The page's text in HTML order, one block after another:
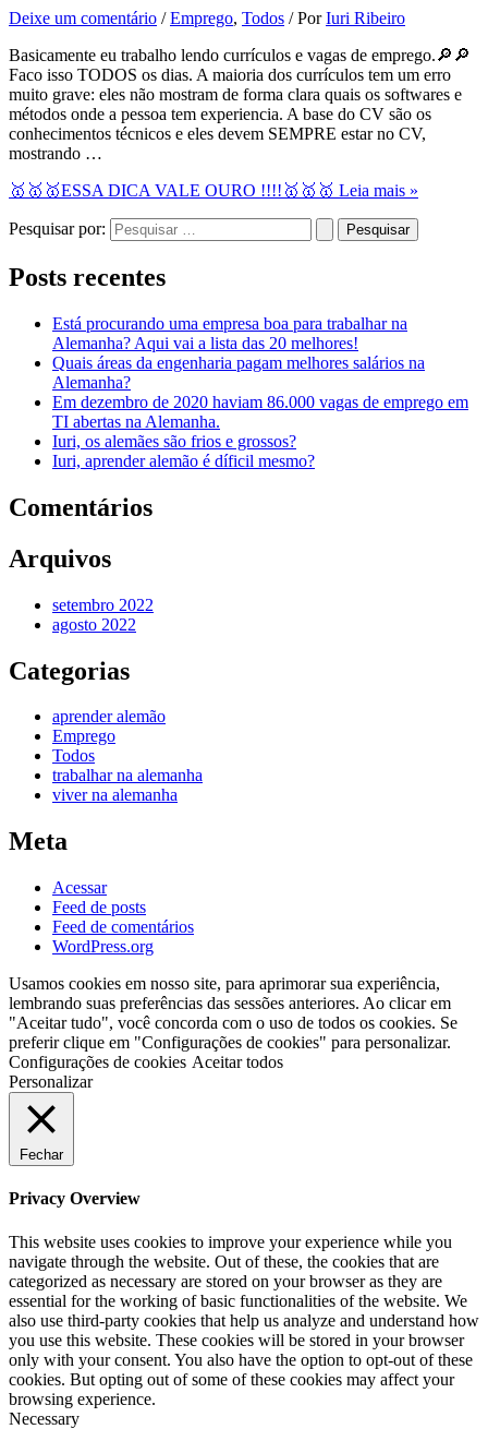
Deixe um comentário /Emprego, Todos / PorIuri Ribeiro
Basicamente eu trabalho lendo currículos e vagas de emprego.🔎🔎
Faco isso TODOS os dias. A maioria dos currículos tem um erro
muito grave: eles não mostram de forma clara quais os softwares e
métodos onde a pessoa tem experiencia. A base do CV são os
conhecimentos técnicos e eles devem SEMPRE estar no CV,
mostrando …
🥇🥇🥇ESSA DICA VALE OURO !!!!🥇🥇🥇 Leia mais »
Pesquisar por:
Posts recentes
Está procurando uma empresa boa para trabalhar na
Alemanha? Aqui vai a lista das 20 melhores!
Quais áreas da engenharia pagam melhores salários na
Alemanha?
Em dezembro de 2020 haviam 86.000 vagas de emprego em
TI abertas na Alemanha.
Iuri, os alemães são frios e grossos?
Iuri, aprender alemão é díficil mesmo?
Comentários
Arquivos
setembro 2022
agosto 2022
Categorias
aprender alemão
Emprego
Todos
trabalhar na alemanha
viver na alemanha
Meta
Acessar
Feed de posts
Feed de comentários
WordPress.org
Usamos cookies em nosso site, para aprimorar sua experiência,
lembrando suas preferências das sessões anteriores. Ao clicar em
"Aceitar tudo", você concorda com o uso de todos os cookies. Se
preferir clique em "Configurações de cookies" para personalizar.
Configurações de cookies Aceitar todos
Personalizar
Fechar
Privacy Overview
This website uses cookies to improve your experience while you
navigate through the website. Out of these, the cookies that are
categorized as necessary are stored on your browser as they are
essential for the working of basic functionalities of the website. We
also use third-party cookies that help us analyze and understand how
you use this website. These cookies will be stored in your browser
only with your consent. You also have the option to opt-out of these
cookies. But opting out of some of these cookies may affect your
browsing experience.
Necessary